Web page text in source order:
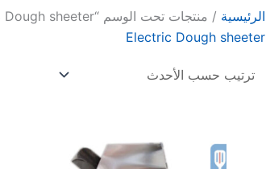
الرئيسية / منتجات تحت الوسم “Electric Dough sheeter”
Electric Dough sheeter